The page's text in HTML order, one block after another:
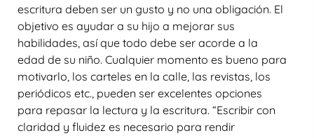
escritura deben ser un gusto y no una obligación. El
objetivo es ayudar a su hijo a mejorar sus
habilidades, así que todo debe ser acorde a la
edad de su niño. Cualquier momento es bueno para
motivarlo, los carteles en la calle, las revistas, los
periódicos etc., pueden ser excelentes opciones
para repasar la lectura y la escritura. “Escribir con
claridad y fluidez es necesario para rendir